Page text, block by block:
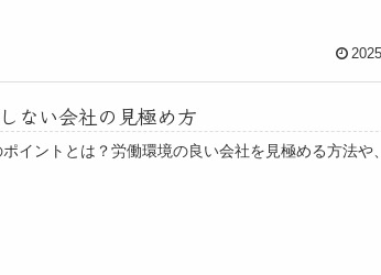
ない会社の見極め方
イントとは？労働環境の良い会社を見極める方法や